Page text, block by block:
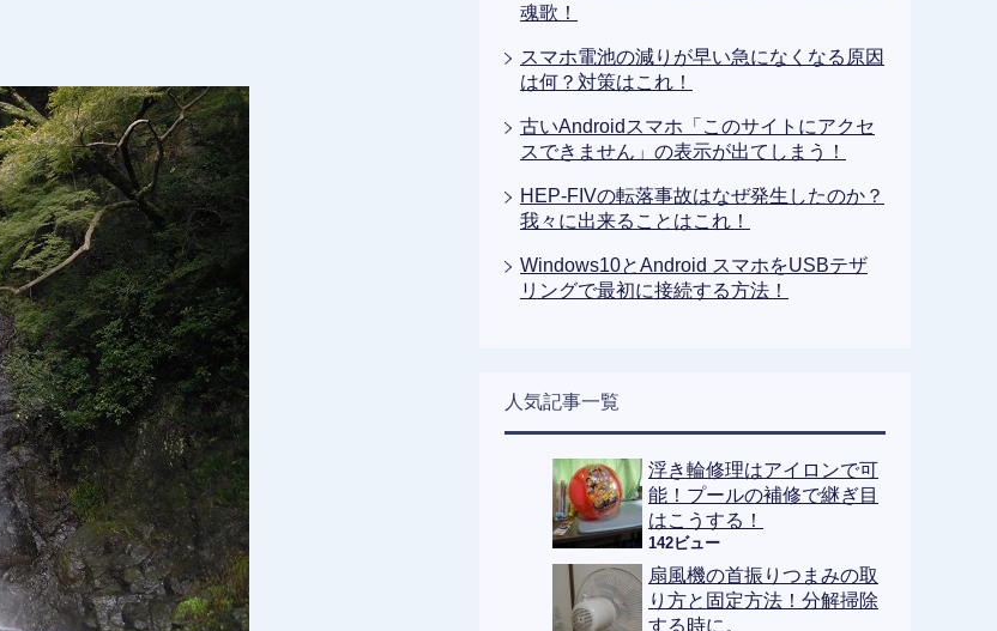
魂歌！
スマホ電池の減りが早い急になくなる原因
は何？対策はこれ！
古いAndroidスマホ「このサイトにアクセ
スできません」の表示が出てしまう！
HEP-FIVの転落事故はなぜ発生したのか？
我々に出来ることはこれ！
Windows10とAndroid スマホをUSBテザ
リングで最初に接続する方法！
人気記事一覧
浮き輪修理はアイロンで可
能！プールの補修で継ぎ目
はこうする！
142ビュー
扇風機の首振りつまみの取
り方と固定方法！分解掃除
する時に。